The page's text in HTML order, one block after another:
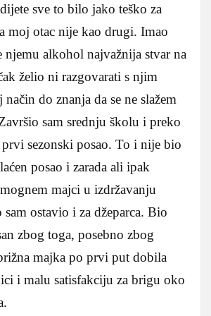
sve to bilo jako teško za
moj otac nije kao drugi. Imao
njemu alkohol najvažnija stvar na
želio ni razgovarati s njim
do znanja da se ne slažem
sam srednju školu i preko
prvi sezonski posao. To i nije bio
posao i zarada ali ipak
majci u izdržavanju
ostavio i za džeparca. Bio
zbog toga, posebno zbog
majka po prvi put dobila
i malu satisfakciju za brigu oko